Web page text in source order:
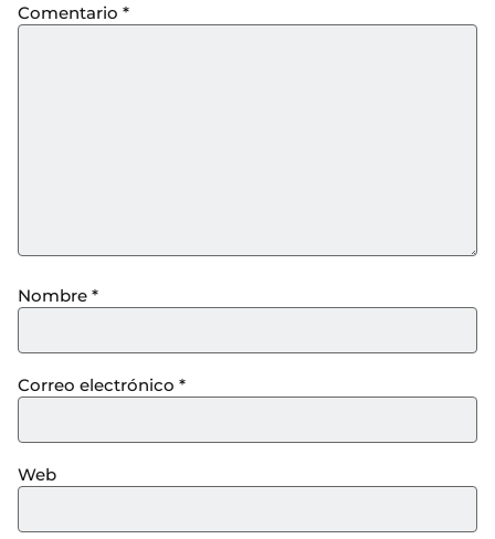
Comentario *
Nombre *
Correo electrónico *
Web